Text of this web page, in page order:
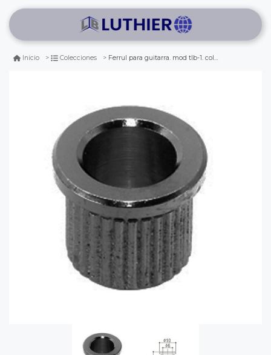
Inicio Colecciones Ferrul para guitarra. mod tlb-1. color cosmo black